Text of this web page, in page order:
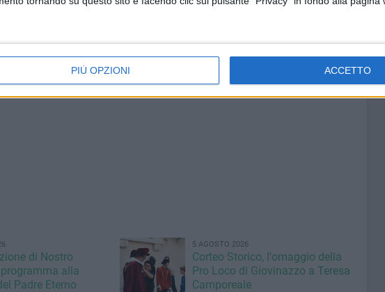
PIÙ OPZIONI ACCETTO
41
di Nostro
alla
Padre Eterno
5 AGOSTO 2026
Corteo Storico, l'omaggio della
Pro Loco di Giovinazzo a Teresa
Camporeale